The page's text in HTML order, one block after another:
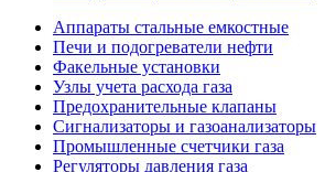
Аппараты стальные емкостные
Печи и подогреватели нефти
Факельные установки
Узлы учета расхода газа
Предохранительные клапаны
Сигнализаторы и газоанализаторы
Промышленные счетчики газа
Регуляторы давления газа